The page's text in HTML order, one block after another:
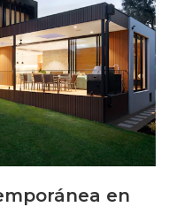
en